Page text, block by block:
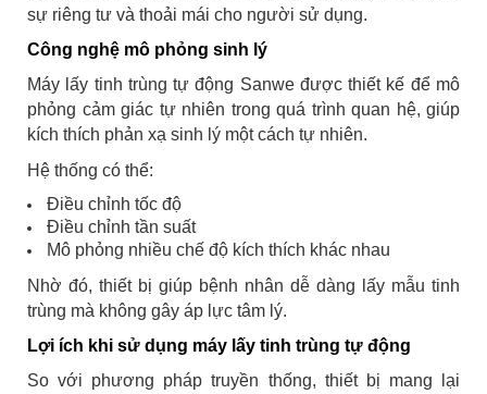
sự riêng tư và thoải mái cho người sử dụng.
Công nghệ mô phỏng sinh lý
Máy lấy tinh trùng tự động Sanwe được thiết kế để mô
phỏng cảm giác tự nhiên trong quá trình quan hệ, giúp
kích thích phản xạ sinh lý một cách tự nhiên.
Hệ thống có thể:
Điều chỉnh tốc độ
Điều chỉnh tần suất
Mô phỏng nhiều chế độ kích thích khác nhau
Nhờ đó, thiết bị giúp bệnh nhân dễ dàng lấy mẫu tinh
trùng mà không gây áp lực tâm lý.
Lợi ích khi sử dụng máy lấy tinh trùng tự động
So với phương pháp truyền thống, thiết bị mang lại